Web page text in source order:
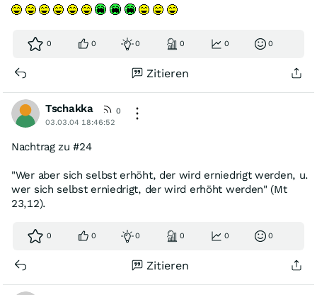
0 0 0 0 0 0
Zitieren
Tschakka
0
03.03.04 18:46:52
Nachtrag zu #24
"Wer aber sich selbst erhöht, der wird erniedrigt werden, u.
wer sich selbst erniedrigt, der wird erhöht werden" (Mt
23,12).
0 0 0 0 0 0
Zitieren